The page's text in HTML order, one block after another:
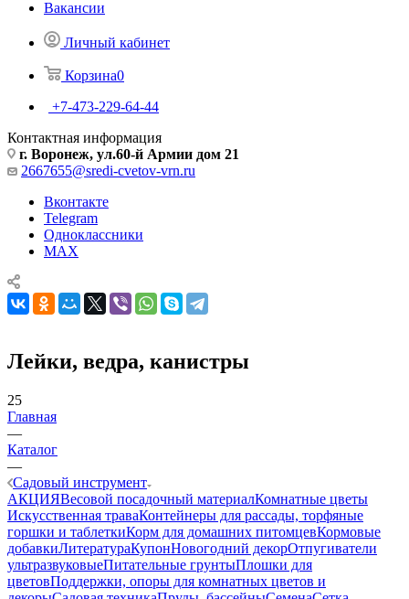
Вакансии
Личный кабинет
Корзина0
+7-473-229-64-44
Контактная информация
г. Воронеж, ул.60-й Армии дом 21
2667655@sredi-cvetov-vrn.ru
Вконтакте
Telegram
Одноклассники
MAX
Лейки, ведра, канистры
25
Главная
—
Каталог
—
Садовый инструмент
АКЦИЯВесовой посадочный материалКомнатные цветы
Искусственная траваКонтейнеры для рассады, торфяные
горшки и таблеткиКорм для домашних питомцевКормовые
добавкиЛитератураКупонНовогодний декорОтпугиватели
ультразвуковыеПитательные грунтыПлошки для
цветовПоддержки, опоры для комнатных цветов и